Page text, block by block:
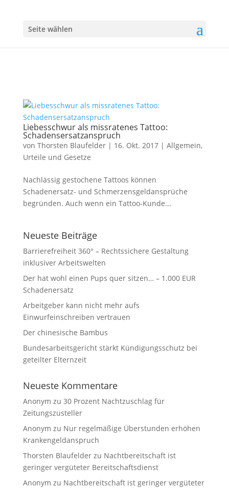
Seite wählen
Liebesschwur als missratenes Tattoo:
Schadensersatzanspruch
von Thorsten Blaufelder| 16. Okt. 2017| Allgemein,
Urteile und Gesetze
Nachlässig gestochene Tattoos können
Schadenersatz- und Schmerzensgeldansprüche
begründen. Auch wenn ein Tattoo-Kunde...
Neueste Beiträge
Barrierefreiheit 360° – Rechtssichere Gestaltung
inklusiver Arbeitswelten
Der hat wohl einen Pups quer sitzen… – 1.000 EUR
Schadenersatz
Arbeitgeber kann nicht mehr aufs
Einwurfeinschreiben vertrauen
Der chinesische Bambus
Bundesarbeitsgericht stärkt Kündigungsschutz bei
geteilter Elternzeit
Neueste Kommentare
Anonym zu 30 Prozent Nachtzuschlag für
Zeitungszusteller
Anonym zu Nur regelmäßige Überstunden erhöhen
Krankengeldanspruch
Thorsten Blaufelderzu Nachtbereitschaft ist
geringer vergüteter Bereitschaftsdienst
Anonym zu Nachtbereitschaft ist geringer vergüteter